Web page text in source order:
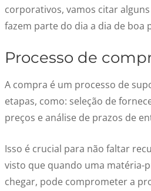
corporativos, vamos citar
fazem parte do dia a dia de boa
Processo de
A compra é um processo de
etapas, como: seleção de
preços e análise de prazos de
Isso é crucial para não faltar
visto que quando uma matéria-
chegar, pode comprometer a